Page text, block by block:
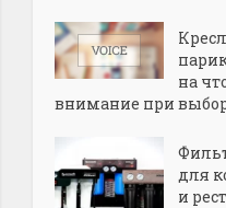
на
внимание при
для
и